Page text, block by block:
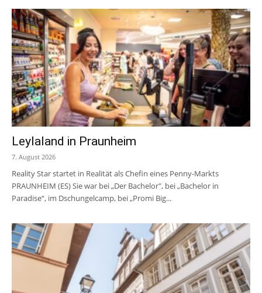
Leylaland in Praunheim
7. August 2026
Reality Star startet in Realität als Chefin eines Penny-Markts
PRAUNHEIM (ES) Sie war bei „Der Bachelor", bei „Bachelor in
Paradise“, im Dschungelcamp, bei „Promi Big...